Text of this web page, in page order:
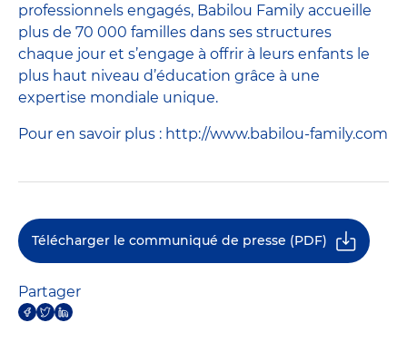
professionnels engagés, Babilou Family accueille
plus de 70 000 familles dans ses structures
chaque jour et s’engage à offrir à leurs enfants le
plus haut niveau d’éducation grâce à une
expertise mondiale unique.
Pour en savoir plus : http://www.babilou-family.com
Télécharger le communiqué de presse (PDF)
Partager